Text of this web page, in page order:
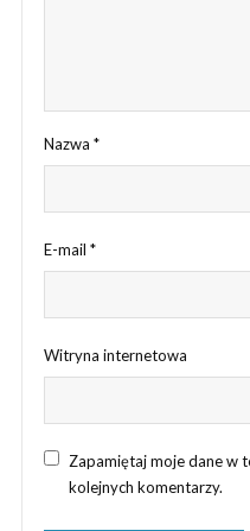
Nazwa *
E-mail *
Witryna internetowa
Zapamiętaj moje dane w
kolejnych komentarzy.